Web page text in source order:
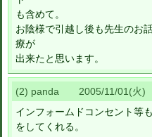
も含めて。
お陰様で引越し後も先生のお
療が
出来たと思います。
(2) panda 2005/11/01(火)
インフォームドコンセント等
をしてくれる。